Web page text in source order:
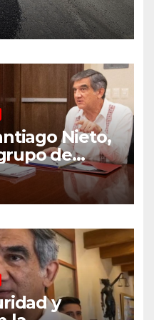
Nieto,
de
y